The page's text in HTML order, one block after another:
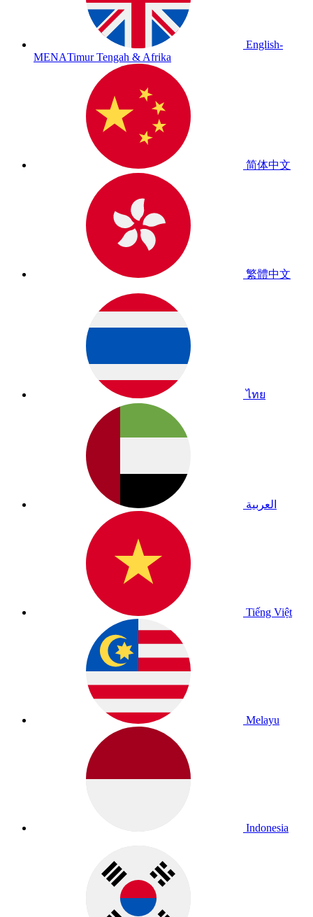
English-
MENATimur Tengah & Afrika
简体中文
繁體中文
ไทย
العربية
Tiếng Việt
Melayu
Indonesia